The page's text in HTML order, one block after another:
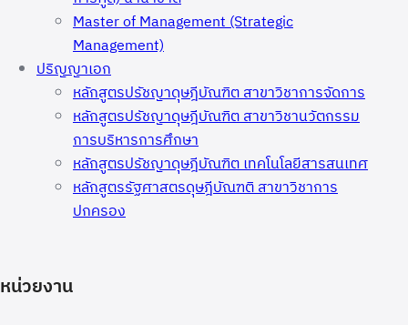
Master of Management (Strategic
Management)
ปริญญาเอก
หลักสูตรปรัชญาดุษฎีบัณฑิต สาขาวิชาการจัดการ
หลักสูตรปรัชญาดุษฎีบัณฑิต สาขาวิชานวัตกรรม
การบริหารการศึกษา
หลักสูตรปรัชญาดุษฎีบัณฑิต เทคโนโลยีสารสนเทศ
หลักสูตรรัฐศาสตรดุษฎีบัณฑติ สาขาวิชาการ
ปกครอง
หน่วยงาน